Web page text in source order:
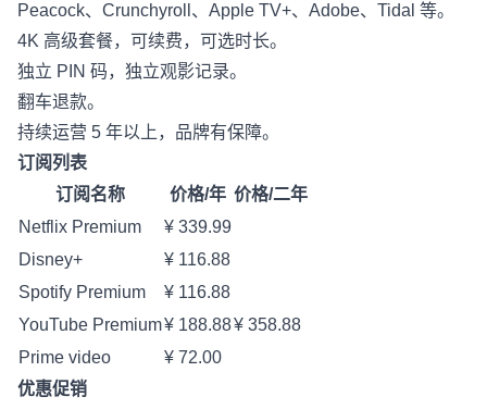
Peacock、Crunchyroll、Apple TV+、Adobe、Tidal 等。
4K 高级套餐，可续费，可选时长。
独立 PIN 码，独立观影记录。
翻车退款。
持续运营 5 年以上，品牌有保障。
订阅列表
订阅名称
价格/年 价格/二年
Netflix Premium
¥ 339.99
Disney+
¥ 116.88
Spotify Premium
¥ 116.88
YouTube Premium¥ 188.88¥ 358.88
Prime video
¥ 72.00
优惠促销